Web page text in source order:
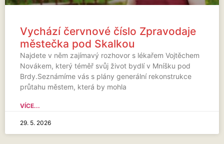
Vychází červnové číslo Zpravodaje
městečka pod Skalkou
Najdete v něm zajímavý rozhovor s lékařem Vojtěchem
Novákem, který téměř svůj život bydlí v Mníšku pod
Brdy.Seznámíme vás s plány generální rekonstrukce
průtahu městem, která by mohla
VÍCE...
29. 5. 2026